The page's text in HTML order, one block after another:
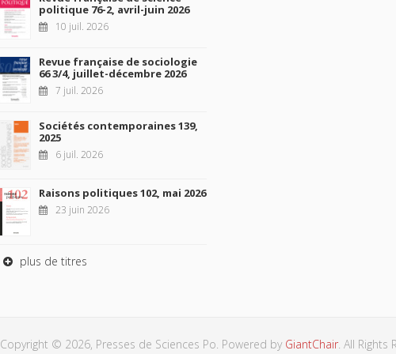
politique 76-2, avril-juin 2026
10 juil. 2026
Revue française de sociologie
66 3/4, juillet-décembre 2026
7 juil. 2026
Sociétés contemporaines 139,
2025
6 juil. 2026
Raisons politiques 102, mai 2026
23 juin 2026
plus de titres
Copyright © 2026, Presses de Sciences Po. Powered by GiantChair. All Rights